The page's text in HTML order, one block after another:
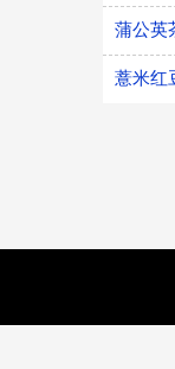
蒲公英
薏米红